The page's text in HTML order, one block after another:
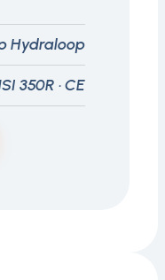
Hydraloop
350R · CE